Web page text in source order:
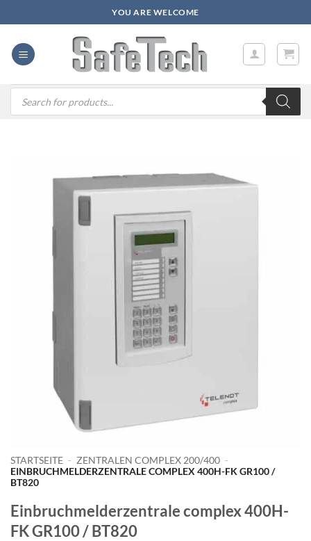
Inhalt
springen
YOU ARE WELCOME
Products
search
STARTSEITE - ZENTRALEN COMPLEX 200/400 -
EINBRUCHMELDERZENTRALE COMPLEX 400H-FK GR100 /
BT820
Einbruchmelderzentrale complex 400H-
FK GR100 / BT820